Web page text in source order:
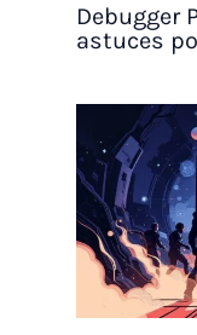
Debugger
astuces